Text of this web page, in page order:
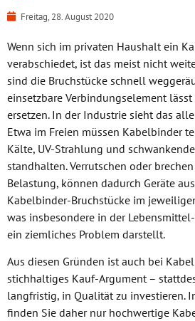
Freitag, 28. August 2020
Wenn sich im privaten Haushalt ein
verabschiedet, ist das meist nicht
sind die Bruchstücke schnell
einsetzbare Verbindungselement
ersetzen. In der Industrie sieht das
Etwa im Freien müssen Kabelbinder
Kälte, UV-Strahlung und
standhalten. Verrutschen oder
Belastung, können dadurch Geräte
Kabelbinder-Bruchstücke im
was insbesondere in der
ein ziemliches Problem darstellt.
Aus diesen Gründen ist auch bei
stichhaltiges Kauf-Argument –
langfristig, in Qualität zu investieren.
finden Sie daher nur hochwertige